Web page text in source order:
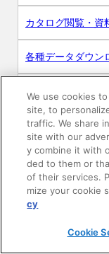
カタログ閲覧・資
各種データダウン
WEB見積・各種シ
交換用部品の購入
修理・点検
お問い合わせ
We use cookies
site, to
traffic. We share
site with our
y combine it with
ded to them or
of their services.
mize your cookie
cy
Cookie